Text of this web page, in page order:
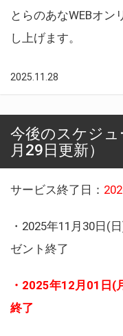
とらのあなWEBオン
し上げます。
2025.11.28
今後のスケジ
月29日更新）
サービス終了日：
・2025年11月30日(
ゼント終了
・2025年12月01日
終了